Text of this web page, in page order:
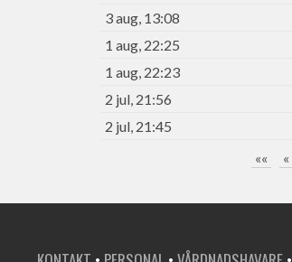
3 aug, 13:08
1 aug, 22:25
1 aug, 22:23
2 jul, 21:56
2 jul, 21:45
««
«